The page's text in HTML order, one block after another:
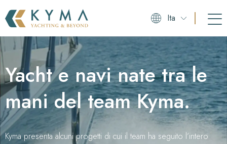
Ita
Yacht e navi nate tra le
mani del team Kyma.
Kyma presenta alcuni progetti di cui il team ha seguito l’intero